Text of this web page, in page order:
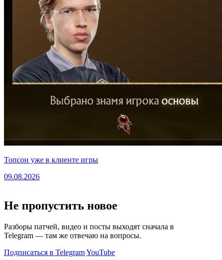
Топсон уже в клиенте игры
09.08.2026
Не пропустить новое
Разборы патчей, видео и посты выходят сначала в
Telegram — там же отвечаю на вопросы.
Подписаться в TelegramYouTube